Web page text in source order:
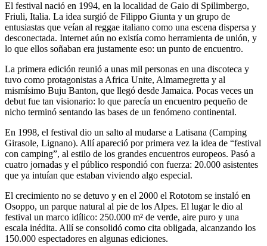
El festival nació en 1994, en la localidad de Gaio di Spilimbergo,
Friuli, Italia. La idea surgió de Filippo Giunta y un grupo de
entusiastas que veían al reggae italiano como una escena dispersa y
desconectada. Internet aún no existía como herramienta de unión, y
lo que ellos soñaban era justamente eso: un punto de encuentro.
La primera edición reunió a unas mil personas en una discoteca y
tuvo como protagonistas a Africa Unite, Almamegretta y al
mismísimo Buju Banton, que llegó desde Jamaica. Pocas veces un
debut fue tan visionario: lo que parecía un encuentro pequeño de
nicho terminó sentando las bases de un fenómeno continental.
En 1998, el festival dio un salto al mudarse a Latisana (Camping
Girasole, Lignano). Allí apareció por primera vez la idea de “festival
con camping”, al estilo de los grandes encuentros europeos. Pasó a
cuatro jornadas y el público respondió con fuerza: 20.000 asistentes
que ya intuían que estaban viviendo algo especial.
El crecimiento no se detuvo y en el 2000 el Rototom se instaló en
Osoppo, un parque natural al pie de los Alpes. El lugar le dio al
festival un marco idílico: 250.000 m² de verde, aire puro y una
escala inédita. Allí se consolidó como cita obligada, alcanzando los
150.000 espectadores en algunas ediciones.